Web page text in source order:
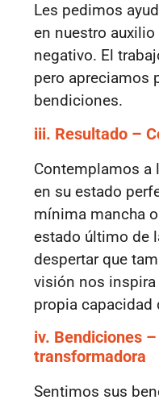
Les pedimos
en nuestro
negativo. El
pero apreciamos
bendiciones.
iii. Resultado –
Contemplamos a
en su estado
mínima mancha
estado último de
despertar que
visión nos inspira
propia
iv. Bendiciones
transformadora
Sentimos sus